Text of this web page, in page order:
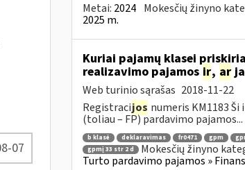
Metai: 2024 Mokesčių žinyno
2025 m.
Kuriai pajamų klasei
realizavimo pajamos ir, ar
Web turinio sąrašas 2018-11-22
Registracijos numeris KM1183
(toliau – FP) pardavimo pajamos...
b klasė deklaravimas fr0471 gpm
gpmį 33 str 2 d
Mokesčių žinyno
Turto pardavimo pajamos »